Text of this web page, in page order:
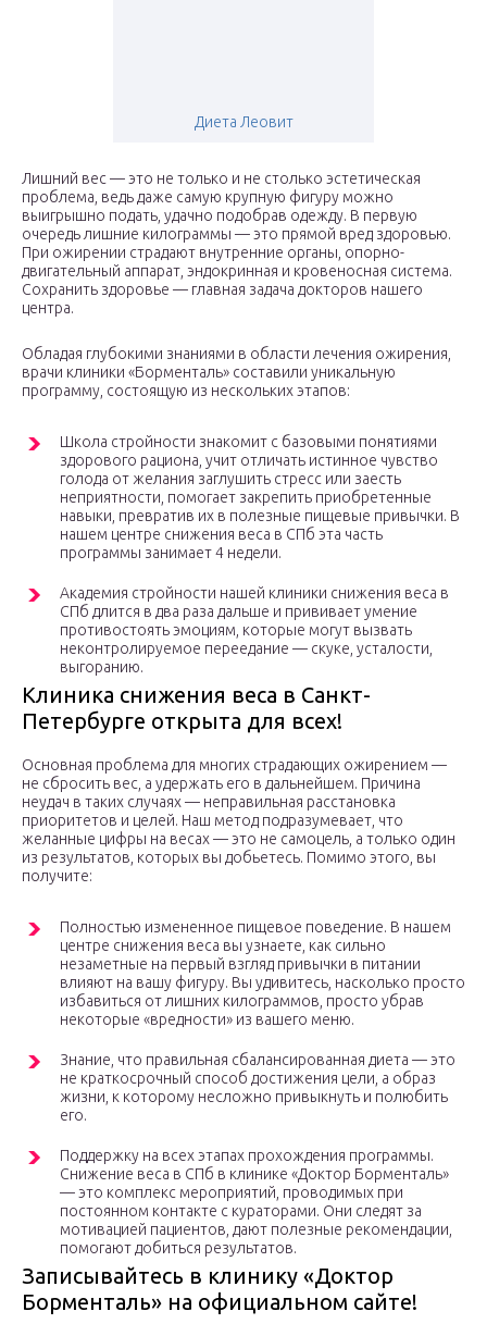
Диета Леовит
Лишний вес — это не только и не столько эстетическая
проблема, ведь даже самую крупную фигуру можно
выигрышно подать, удачно подобрав одежду. В первую
очередь лишние килограммы — это прямой вред здоровью.
При ожирении страдают внутренние органы, опорно-
двигательный аппарат, эндокринная и кровеносная система.
Сохранить здоровье — главная задача докторов нашего
центра.
Обладая глубокими знаниями в области лечения ожирения,
врачи клиники «Борменталь» составили уникальную
программу, состоящую из нескольких этапов:
Школа стройности знакомит с базовыми понятиями
здорового рациона, учит отличать истинное чувство
голода от желания заглушить стресс или заесть
неприятности, помогает закрепить приобретенные
навыки, превратив их в полезные пищевые привычки. В
нашем центре снижения веса в СПб эта часть
программы занимает 4 недели.
Академия стройности нашей клиники снижения веса в
СПб длится в два раза дальше и прививает умение
противостоять эмоциям, которые могут вызвать
неконтролируемое переедание — скуке, усталости,
выгоранию.
Клиника снижения веса в Санкт-
Петербурге открыта для всех!
Основная проблема для многих страдающих ожирением —
не сбросить вес, а удержать его в дальнейшем. Причина
неудач в таких случаях — неправильная расстановка
приоритетов и целей. Наш метод подразумевает, что
желанные цифры на весах — это не самоцель, а только один
из результатов, которых вы добьетесь. Помимо этого, вы
получите:
Полностью измененное пищевое поведение. В нашем
центре снижения веса вы узнаете, как сильно
незаметные на первый взгляд привычки в питании
влияют на вашу фигуру. Вы удивитесь, насколько просто
избавиться от лишних килограммов, просто убрав
некоторые «вредности» из вашего меню.
Знание, что правильная сбалансированная диета — это
не краткосрочный способ достижения цели, а образ
жизни, к которому несложно привыкнуть и полюбить
его.
Поддержку на всех этапах прохождения программы.
Снижение веса в СПб в клинике «Доктор Борменталь»
— это комплекс мероприятий, проводимых при
постоянном контакте с кураторами. Они следят за
мотивацией пациентов, дают полезные рекомендации,
помогают добиться результатов.
Записывайтесь в клинику «Доктор
Борменталь» на официальном сайте!